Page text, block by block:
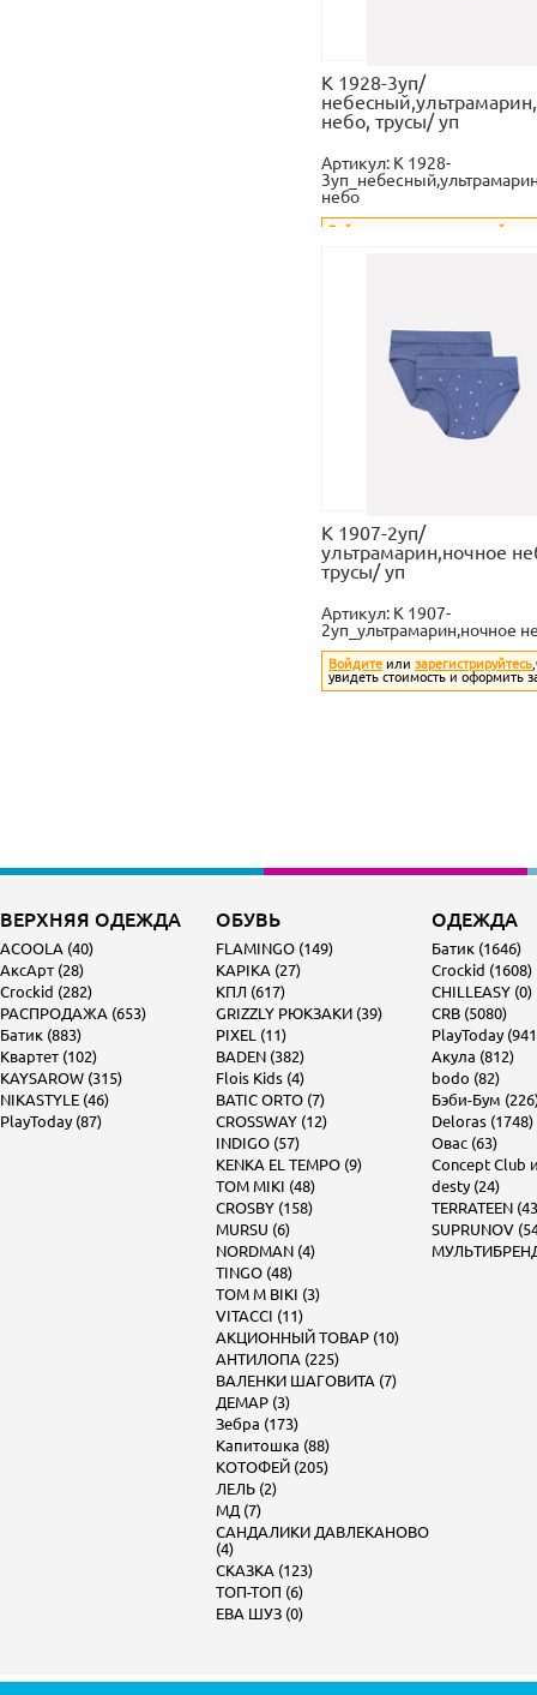
К 1928-3уп/
небо, трусы/ уп
Артикул: К 1928-
небо
Войдите зарегистрируйтесь
К 1907-2уп/
ультрамарин,ночное
трусы/ уп
Артикул: К 1907-
2уп_ультрамарин,ночное
Войдите или зарегистрируйтесь
увидеть стоимость и оформить
ВЕРХНЯЯ ОДЕЖДА
ACOOLA (40)
АксАрт (28)
Crockid (282)
РАСПРОДАЖА (653)
Батик (883)
Квартет (102)
KAYSAROW (315)
NIKASTYLE (46)
PlayToday (87)
ОБУВЬ
FLAMINGO (149)
KAPIKA (27)
КПЛ (617)
GRIZZLY РЮКЗАКИ (39)
PIXEL (11)
BADEN (382)
Flois Kids (4)
BATIC ORTO (7)
CROSSWAY (12)
INDIGO (57)
KENKA EL TEMPO (9)
TOM MIKI (48)
CROSBY (158)
MURSU (6)
NORDMAN (4)
TINGO (48)
TOM M BIKI (3)
VITACCI (11)
АКЦИОННЫЙ ТОВАР (10)
АНТИЛОПА (225)
ВАЛЕНКИ ШАГОВИТА (7)
ДЕМАР (3)
Зебра (173)
Капитошка (88)
КОТОФЕЙ (205)
ЛЕЛЬ (2)
МД (7)
САНДАЛИКИ ДАВЛЕКАНОВО
(4)
СКАЗКА (123)
ТОП-ТОП (6)
ЕВА ШУЗ (0)
ОДЕЖДА
Батик (1646)
Crockid (1608)
CHILLEASY (0)
CRB (5080)
PlayToday
Акула (812)
bodo (82)
Бэби-Бум
Deloras (1748)
Овас (63)
Concept Club
desty (24)
TERRATEEN
SUPRUNOV